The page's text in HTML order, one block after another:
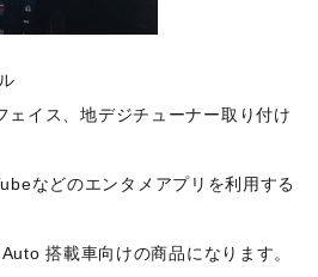
ェイス、地デジチューナー取り付け
などのエンタメアプリを利用する
搭載車向けの商品になります。